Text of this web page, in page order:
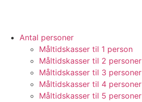
Antal personer
Måltidskasser til 1 person
Måltidskasser til 2 personer
Måltidskasser til 3 personer
Måltidskasser til 4 personer
Måltidskasser til 5 personer